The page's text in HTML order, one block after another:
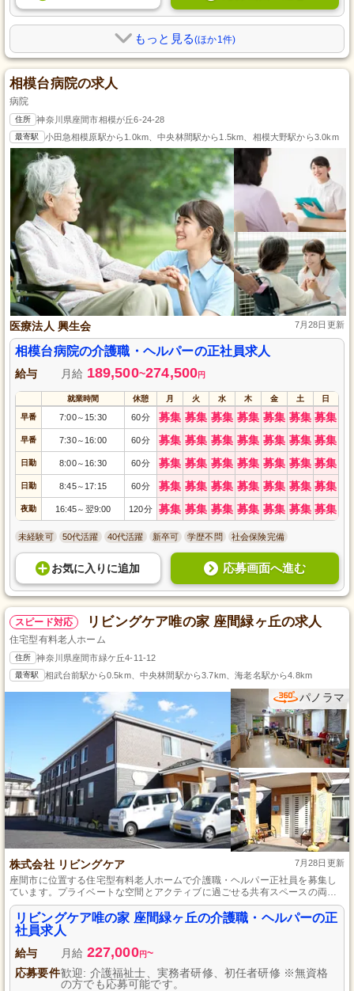
もっと見る(ほか1件)
相模台病院の求人
病院
住所 神奈川県座間市相模が丘6-24-28
最寄駅 小田急相模原駅から1.0km、中央林間駅から1.5km、相模大野駅から3.0km
医療法人 興生会 7月28日更新
相模台病院の介護職・ヘルパーの正社員求人
給与 月給 189,500~274,500円
就業時間 休憩 月 火 水 木 金 土 日
早番 7:00～ 15:30 60分 募集 募集 募集 募集 募集 募集 募集
早番 7:30～ 16:00 60分 募集 募集 募集 募集 募集 募集 募集
日勤 8:00～ 16:30 60分 募集 募集 募集 募集 募集 募集 募集
日勤 8:45～ 17:15 60分 募集 募集 募集 募集 募集 募集 募集
夜勤 16:45～ 翌9:00 120分 募集 募集 募集 募集 募集 募集 募集
未経験可 50代活躍 40代活躍 新卒可 学歴不問 社会保険完備
お気に入り に追加 応募画面へ進む
スピード対応 リビングケア唯の家 座間緑ヶ丘の求人
住宅型有料老人ホーム
住所 神奈川県座間市緑ケ丘4-11-12
最寄駅 相武台前駅から0.5km、中央林間駅から3.7km、海老名駅から4.8km
パノラマ
株式会社 リビングケア 7月28日更新
座間市に位置する住宅型有料老人ホームで介護職・ヘルパー正社員を募集し
ています。プライベートな空間とアクティブに過ごせる共有スペースの両方
が利用者さまの自立を支え、小規模で家族のような暖かい雰囲気が魅力で
す。未経験者歓迎、先輩スタッフがしっかりサポートするので安心してスタ
ートできます。豊富な福利厚生もご用意しています。
リビングケア唯の家 座間緑ヶ丘の介護職・ヘルパーの正
社員求人
給与 月給 227,000円~
応募要件歓迎: 介護福祉士、実務者研修、初任者研修 ※無資格
の方でも応募可能です。